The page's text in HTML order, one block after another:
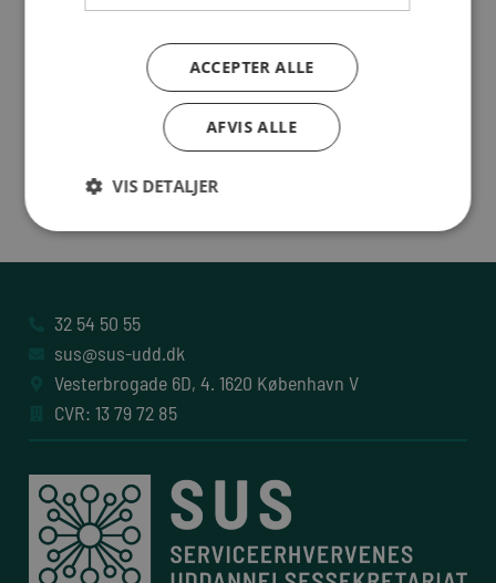
Skuemestervejledninger
32 54 50 55
sus@sus-udd.dk
Vesterbrogade 6D, 4. 1620 København V
CVR: 13 79 72 85
ACCEPTER ALLE
AFVIS ALLE
VIS DETALJER